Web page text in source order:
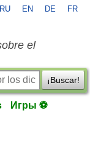
RU EN DE FR
el
¡Buscar!
Игры ⚽